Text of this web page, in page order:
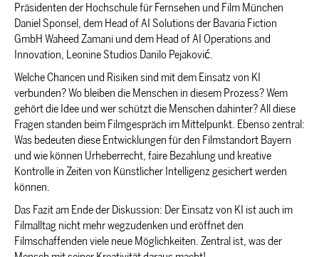
Präsidenten der Hochschule für Fernsehen und Film München
Daniel Sponsel, dem Head of AI Solutions der Bavaria Fiction
GmbH Waheed Zamani und dem Head of AI Operations and
Innovation, Leonine Studios Danilo Pejaković.
Welche Chancen und Risiken sind mit dem Einsatz von KI
verbunden? Wo bleiben die Menschen in diesem Prozess? Wem
gehört die Idee und wer schützt die Menschen dahinter? All diese
Fragen standen beim Filmgespräch im Mittelpunkt. Ebenso zentral:
Was bedeuten diese Entwicklungen für den Filmstandort Bayern
und wie können Urheberrecht, faire Bezahlung und kreative
Kontrolle in Zeiten von Künstlicher Intelligenz gesichert werden
können.
Das Fazit am Ende der Diskussion: Der Einsatz von KI ist auch im
Filmalltag nicht mehr wegzudenken und eröffnet den
Filmschaffenden viele neue Möglichkeiten. Zentral ist, was der